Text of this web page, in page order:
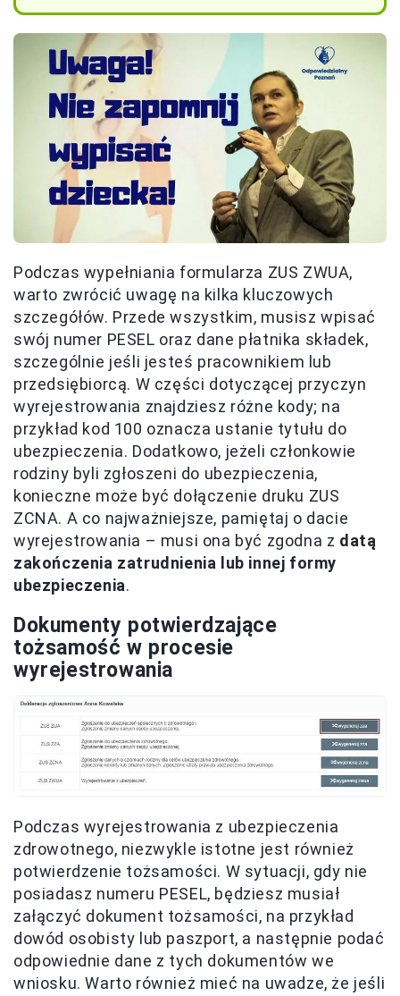
Podczas wypełniania formularza ZUS ZWUA,
warto zwrócić uwagę na kilka kluczowych
szczegółów. Przede wszystkim, musisz wpisać
swój numer PESEL oraz dane płatnika składek,
szczególnie jeśli jesteś pracownikiem lub
przedsiębiorcą. W części dotyczącej przyczyn
wyrejestrowania znajdziesz różne kody; na
przykład kod 100 oznacza ustanie tytułu do
ubezpieczenia. Dodatkowo, jeżeli członkowie
rodziny byli zgłoszeni do ubezpieczenia,
konieczne może być dołączenie druku ZUS
ZCNA. A co najważniejsze, pamiętaj o dacie
wyrejestrowania – musi ona być zgodna z datą
zakończenia zatrudnienia lub innej formy
ubezpieczenia.
Dokumenty potwierdzające
tożsamość w procesie
wyrejestrowania
Podczas wyrejestrowania z ubezpieczenia
zdrowotnego, niezwykle istotne jest również
potwierdzenie tożsamości. W sytuacji, gdy nie
posiadasz numeru PESEL, będziesz musiał
załączyć dokument tożsamości, na przykład
dowód osobisty lub paszport, a następnie podać
odpowiednie dane z tych dokumentów we
wniosku. Warto również mieć na uwadze, że jeśli